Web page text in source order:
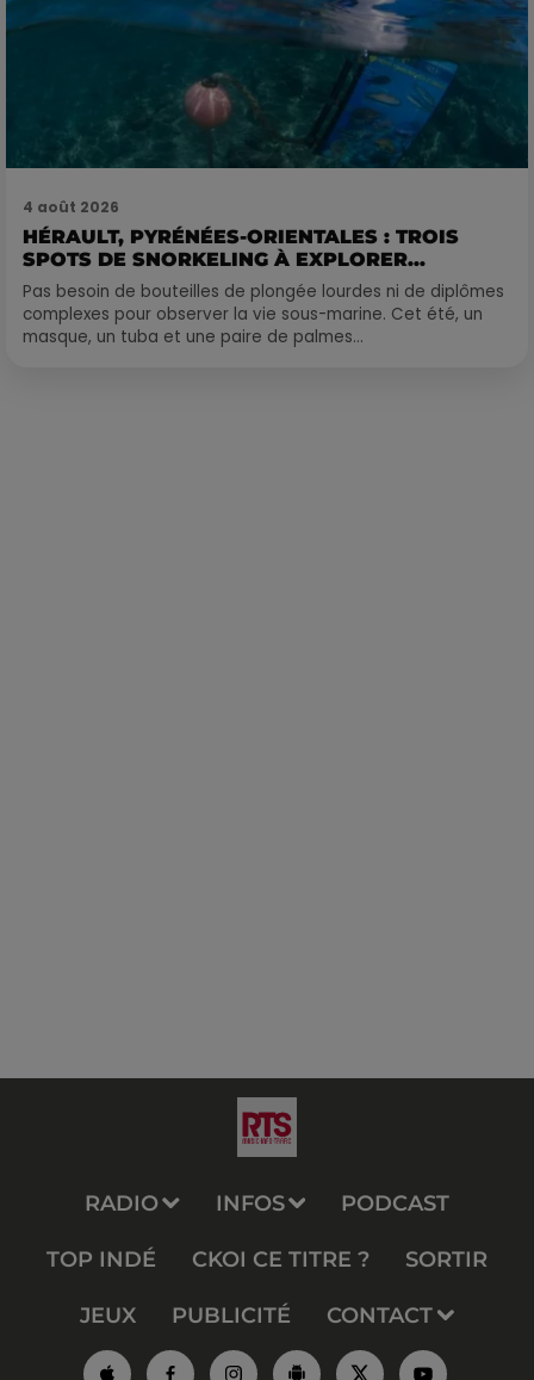
4 août 2026
HÉRAULT, PYRÉNÉES-ORIENTALES : TROIS
SPOTS DE SNORKELING À EXPLORER...
Pas besoin de bouteilles de plongée lourdes ni de diplômes
complexes pour observer la vie sous-marine. Cet été, un
masque, un tuba et une paire de palmes...
RADIO INFOS PODCAST
TOP INDÉ CKOI CE TITRE ? SORTIR
JEUX PUBLICITÉ CONTACT